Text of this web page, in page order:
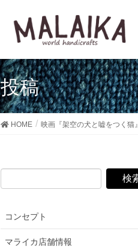
投稿
HOME 映画『架空の犬と嘘をつく猫』
コンセプト
マライカ店舗情報